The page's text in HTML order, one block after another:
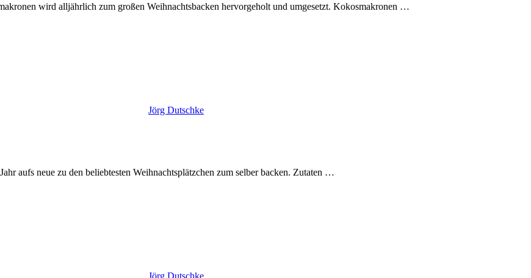
wird alljährlich zum großen Weihnachtsbacken hervorgeholt und umgesetzt. Kokosmakronen …
Jörg Dutschke
aufs neue zu den beliebtesten Weihnachtsplätzchen zum selber backen. Zutaten …